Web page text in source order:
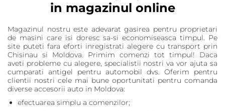
in magazinul online
Magazinul nostru este adevarat gasirea pentru proprietari
de masini care isi doresc sa-si economiseasca timpul. Pe
site puteti fara eforti inregistrati alegere cu transport prin
Chisinau si Moldova. Primim comenzi tot timpul! Daca
aveti probleme cu alegere, specialistii nostri va vor ajuta sa
cumparati antigel pentru automobil dvs. Oferim pentru
clientii nostri cele mai bune oportunitati pentru comanda
diverse accesorii auto in Moldova:
efectuarea simplu a comenzilor;